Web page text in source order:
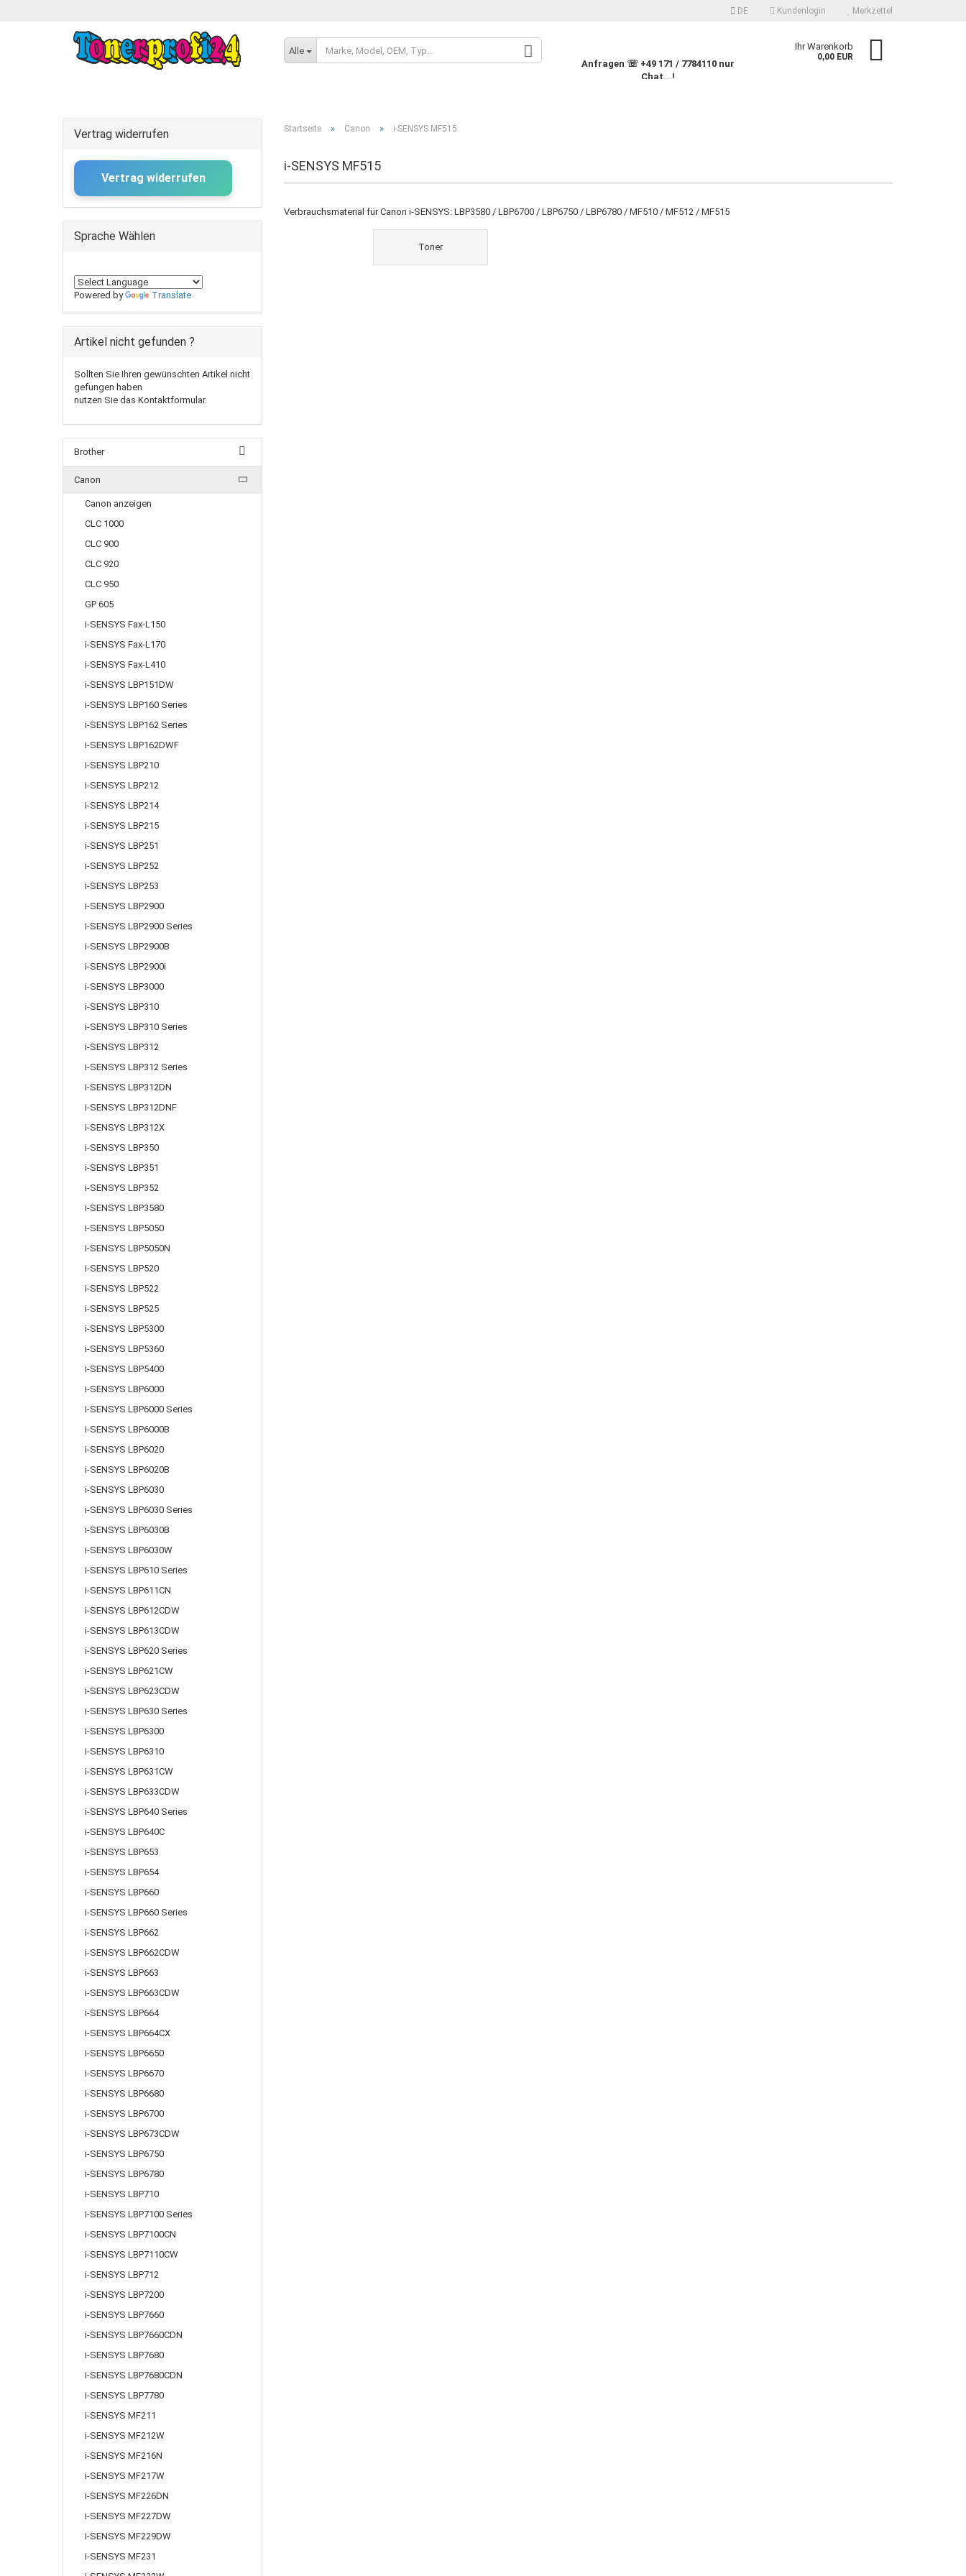
DE Kundenlogin
Konto erstellen
Merkzettel
Alle
Anfragen ☏ +49 171 / 7784110 nur
Chat...!
Ihr Warenkorb
0,00 EUR
Startseite » Canon » i-SENSYS MF515
i-SENSYS MF515
Verbrauchsmaterial für Canon i-SENSYS: LBP3580 / LBP6700 / LBP6750 / LBP6780 / MF510 / MF512 / MF515
Toner
Vertrag widerrufen
Vertrag widerrufen
Sprache Wählen
Powered by Translate
Artikel nicht gefunden ?
Sollten Sie Ihren gewünschten Artikel nicht
gefungen haben
nutzen Sie das Kontaktformular.
Brother
Canon
Canon anzeigen
CLC 1000
CLC 900
CLC 920
CLC 950
GP 605
i-SENSYS Fax-L150
i-SENSYS Fax-L170
i-SENSYS Fax-L410
i-SENSYS LBP151DW
i-SENSYS LBP160 Series
i-SENSYS LBP162 Series
i-SENSYS LBP162DWF
i-SENSYS LBP210
i-SENSYS LBP212
i-SENSYS LBP214
i-SENSYS LBP215
i-SENSYS LBP251
i-SENSYS LBP252
i-SENSYS LBP253
i-SENSYS LBP2900
i-SENSYS LBP2900 Series
i-SENSYS LBP2900B
i-SENSYS LBP2900i
i-SENSYS LBP3000
i-SENSYS LBP310
i-SENSYS LBP310 Series
i-SENSYS LBP312
i-SENSYS LBP312 Series
i-SENSYS LBP312DN
i-SENSYS LBP312DNF
i-SENSYS LBP312X
i-SENSYS LBP350
i-SENSYS LBP351
i-SENSYS LBP352
i-SENSYS LBP3580
i-SENSYS LBP5050
i-SENSYS LBP5050N
i-SENSYS LBP520
i-SENSYS LBP522
i-SENSYS LBP525
i-SENSYS LBP5300
i-SENSYS LBP5360
i-SENSYS LBP5400
i-SENSYS LBP6000
i-SENSYS LBP6000 Series
i-SENSYS LBP6000B
i-SENSYS LBP6020
i-SENSYS LBP6020B
i-SENSYS LBP6030
i-SENSYS LBP6030 Series
i-SENSYS LBP6030B
i-SENSYS LBP6030W
i-SENSYS LBP610 Series
i-SENSYS LBP611CN
i-SENSYS LBP612CDW
i-SENSYS LBP613CDW
i-SENSYS LBP620 Series
i-SENSYS LBP621CW
i-SENSYS LBP623CDW
i-SENSYS LBP630 Series
i-SENSYS LBP6300
i-SENSYS LBP6310
i-SENSYS LBP631CW
i-SENSYS LBP633CDW
i-SENSYS LBP640 Series
i-SENSYS LBP640C
i-SENSYS LBP653
i-SENSYS LBP654
i-SENSYS LBP660
i-SENSYS LBP660 Series
i-SENSYS LBP662
i-SENSYS LBP662CDW
i-SENSYS LBP663
i-SENSYS LBP663CDW
i-SENSYS LBP664
i-SENSYS LBP664CX
i-SENSYS LBP6650
i-SENSYS LBP6670
i-SENSYS LBP6680
i-SENSYS LBP6700
i-SENSYS LBP673CDW
i-SENSYS LBP6750
i-SENSYS LBP6780
i-SENSYS LBP710
i-SENSYS LBP7100 Series
i-SENSYS LBP7100CN
i-SENSYS LBP7110CW
i-SENSYS LBP712
i-SENSYS LBP7200
i-SENSYS LBP7660
i-SENSYS LBP7660CDN
i-SENSYS LBP7680
i-SENSYS LBP7680CDN
i-SENSYS LBP7780
i-SENSYS MF211
i-SENSYS MF212W
i-SENSYS MF216N
i-SENSYS MF217W
i-SENSYS MF226DN
i-SENSYS MF227DW
i-SENSYS MF229DW
i-SENSYS MF231